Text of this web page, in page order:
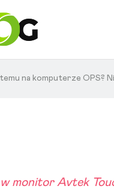
na komputerze OPS?
monitor Avtek